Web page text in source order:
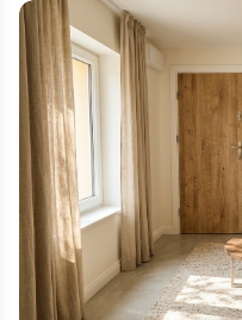
Tanie
kawalerki
na
sprzedaż
w
Warszawie
w
cenach
500 000